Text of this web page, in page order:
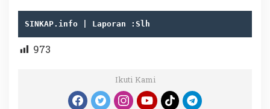
SINKAP.info | Laporan :Slh
973
Ikuti Kami